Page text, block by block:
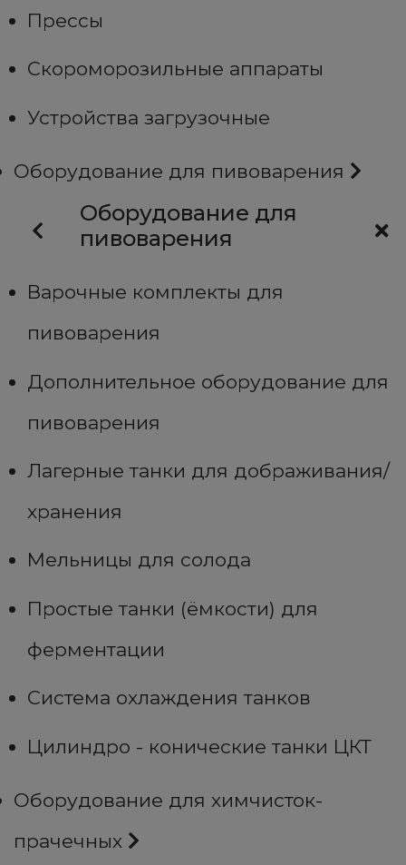
Прессы
Скороморозильные аппараты
Устройства загрузочные
Оборудование для пивоварения
Оборудование для
пивоварения
Варочные комплекты для
пивоварения
Дополнительное оборудование для
пивоварения
Лагерные танки для дображивания/
хранения
Мельницы для солода
Простые танки (ёмкости) для
ферментации
Система охлаждения танков
Цилиндро - конические танки ЦКТ
Оборудование для химчисток-
прачечных